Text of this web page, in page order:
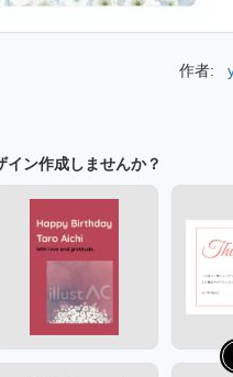
作者:
イン作成しませんか？